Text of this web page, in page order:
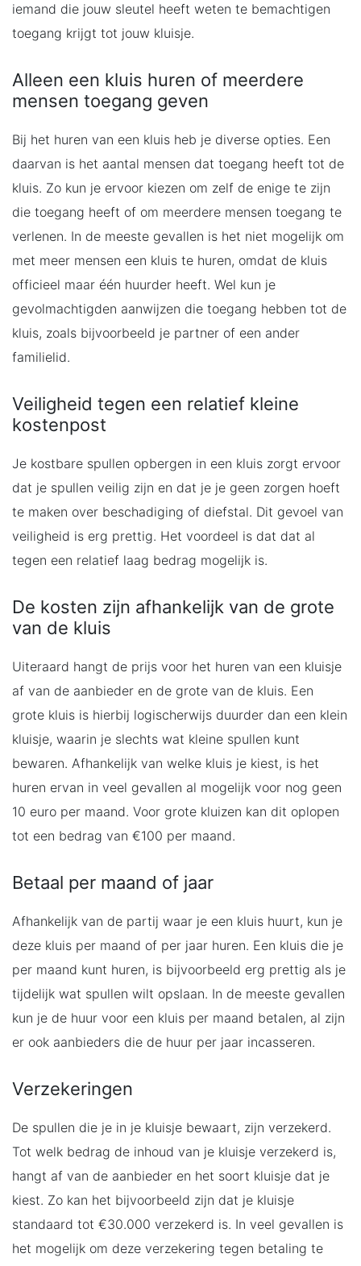
iemand die jouw sleutel heeft weten te bemachtigen
toegang krijgt tot jouw kluisje.
Alleen een kluis huren of meerdere
mensen toegang geven
Bij het huren van een kluis heb je diverse opties. Een
daarvan is het aantal mensen dat toegang heeft tot de
kluis. Zo kun je ervoor kiezen om zelf de enige te zijn
die toegang heeft of om meerdere mensen toegang te
verlenen. In de meeste gevallen is het niet mogelijk om
met meer mensen een kluis te huren, omdat de kluis
officieel maar één huurder heeft. Wel kun je
gevolmachtigden aanwijzen die toegang hebben tot de
kluis, zoals bijvoorbeeld je partner of een ander
familielid.
Veiligheid tegen een relatief kleine
kostenpost
Je kostbare spullen opbergen in een kluis zorgt ervoor
dat je spullen veilig zijn en dat je je geen zorgen hoeft
te maken over beschadiging of diefstal. Dit gevoel van
veiligheid is erg prettig. Het voordeel is dat dat al
tegen een relatief laag bedrag mogelijk is.
De kosten zijn afhankelijk van de grote
van de kluis
Uiteraard hangt de prijs voor het huren van een kluisje
af van de aanbieder en de grote van de kluis. Een
grote kluis is hierbij logischerwijs duurder dan een klein
kluisje, waarin je slechts wat kleine spullen kunt
bewaren. Afhankelijk van welke kluis je kiest, is het
huren ervan in veel gevallen al mogelijk voor nog geen
10 euro per maand. Voor grote kluizen kan dit oplopen
tot een bedrag van €100 per maand.
Betaal per maand of jaar
Afhankelijk van de partij waar je een kluis huurt, kun je
deze kluis per maand of per jaar huren. Een kluis die je
per maand kunt huren, is bijvoorbeeld erg prettig als je
tijdelijk wat spullen wilt opslaan. In de meeste gevallen
kun je de huur voor een kluis per maand betalen, al zijn
er ook aanbieders die de huur per jaar incasseren.
Verzekeringen
De spullen die je in je kluisje bewaart, zijn verzekerd.
Tot welk bedrag de inhoud van je kluisje verzekerd is,
hangt af van de aanbieder en het soort kluisje dat je
kiest. Zo kan het bijvoorbeeld zijn dat je kluisje
standaard tot €30.000 verzekerd is. In veel gevallen is
het mogelijk om deze verzekering tegen betaling te